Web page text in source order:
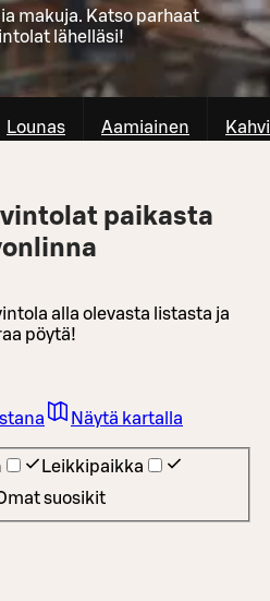
makuja. Katso parhaat
lähelläsi!
Lounas Aamiainen
paikasta
alla olevasta listasta ja
pöytä!
Leikkipaikka
suosikit
Näytä kartalla